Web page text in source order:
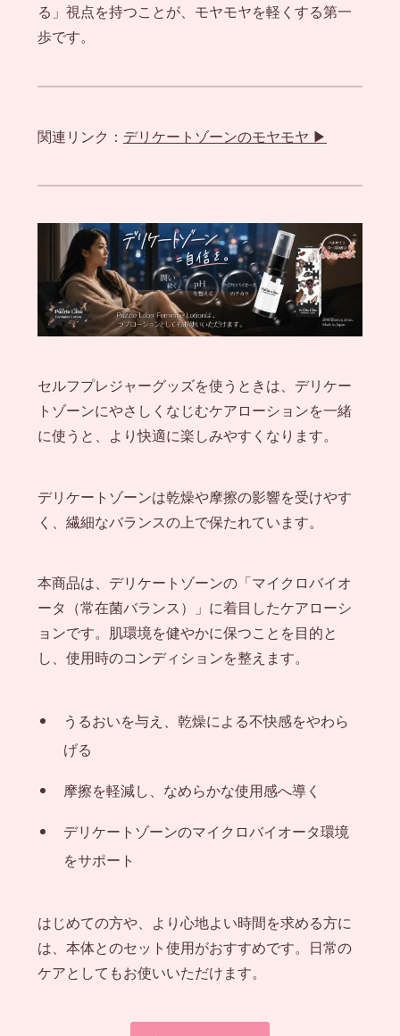
る」視点を持つことが、モヤモヤを軽くする第一
歩です。
関連リンク： デリケートゾーンのモヤモヤ ▶
セルフプレジャーグッズを使うときは、デリケー
トゾーンにやさしくなじむケアローションを一緒
に使うと、より快適に楽しみやすくなります。
デリケートゾーンは乾燥や摩擦の影響を受けやす
く、繊細なバランスの上で保たれています。
本商品は、デリケートゾーンの「マイクロバイオ
ータ（常在菌バランス）」に着目したケアローシ
ョンです。肌環境を健やかに保つことを目的と
し、使用時のコンディションを整えます。
うるおいを与え、乾燥による不快感をやわら
げる
摩擦を軽減し、なめらかな使用感へ導く
デリケートゾーンのマイクロバイオータ環境
をサポート
はじめての方や、より心地よい時間を求める方に
は、本体とのセット使用がおすすめです。日常の
ケアとしてもお使いいただけます。